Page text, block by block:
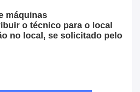
máquinas
o técnico para o local
no local, se solicitado pelo